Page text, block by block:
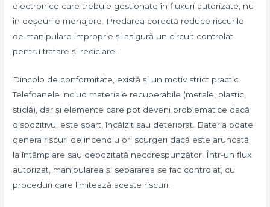
electronice care trebuie gestionate în fluxuri autorizate, nu
în deșeurile menajere. Predarea corectă reduce riscurile
de manipulare improprie și asigură un circuit controlat
pentru tratare și reciclare.
Dincolo de conformitate, există și un motiv strict practic.
Telefoanele includ materiale recuperabile (metale, plastic,
sticlă), dar și elemente care pot deveni problematice dacă
dispozitivul este spart, încălzit sau deteriorat. Bateria poate
genera riscuri de incendiu ori scurgeri dacă este aruncată
la întâmplare sau depozitată necorespunzător. Într-un flux
autorizat, manipularea și separarea se fac controlat, cu
proceduri care limitează aceste riscuri.